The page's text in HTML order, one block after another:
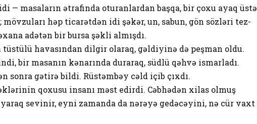
— masaların ətrafinda oturanlardan başqa, bir çoxu ayaq üstə
mövzuları həp ticarətdən idi şəkər, un, sabun, gön sözləri tez-
adətən bir bursa şəkli almışdı.
tüstülü havasından dilgir olaraq, gəldiyinə də peşman oldu.
bir masanın kənarında duraraq, südlü qəhvə ismarladı.
sonra gətirə bildi. Rüstəmbəy cəld içib çıxdı.
qoxusu insanı məst edirdi. Cəbhədən xilas olmuş
sevinir, eyni zamanda da nərəyə gedəcəyini, nə cür vaxt